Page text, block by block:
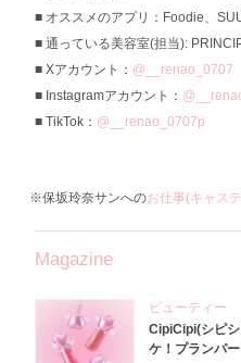
オススメのアプリ：Foodie、
通っている美容室(担当):
Xアカウント： @__renao_0707
Instagramアカウント：
TikTok： @__renao_0707p
※保坂玲奈サンへのお仕事(キャス
Magazine
ビューティー
CipiCipi(シピ
ケ！プランパ